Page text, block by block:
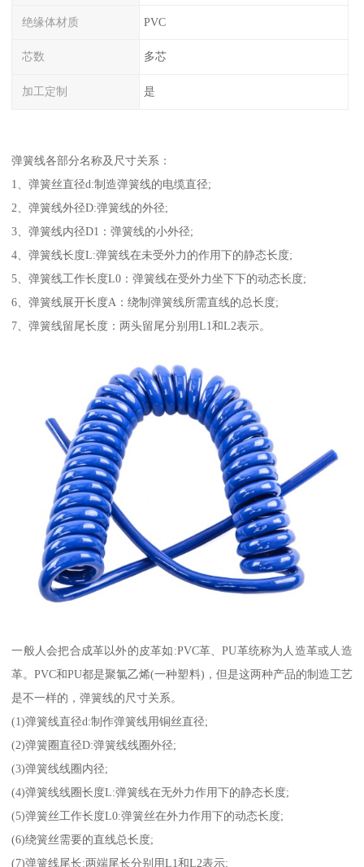
绝缘体材质 PVC
芯数 多芯
加工定制 是
弹簧线各部分名称及尺寸关系：
1、弹簧丝直径d:制造弹簧线的电缆直径;
2、弹簧线外径D:弹簧线的外径;
3、弹簧线内径D1：弹簧线的小外径;
4、弹簧线长度L:弹簧线在未受外力的作用下的静态长度;
5、弹簧线工作长度L0：弹簧线在受外力坐下下的动态长度;
6、弹簧线展开长度A：绕制弹簧线所需直线的总长度;
7、弹簧线留尾长度：两头留尾分别用L1和L2表示。
一般人会把合成革以外的皮革如:PVC革、PU革统称为人造革或人造
革。PVC和PU都是聚氯乙烯(一种塑料)，但是这两种产品的制造工艺
是不一样的，弹簧线的尺寸关系。
(1)弹簧线直径d:制作弹簧线用铜丝直径;
(2)弹簧圈直径D:弹簧线线圈外径;
(3)弹簧线线圈内径;
(4)弹簧线线圈长度L:弹簧线在无外力作用下的静态长度;
(5)弹簧丝工作长度L0:弹簧丝在外力作用下的动态长度;
(6)绕簧丝需要的直线总长度;
(7)弹簧线尾长:两端尾长分别用L1和L2表示;